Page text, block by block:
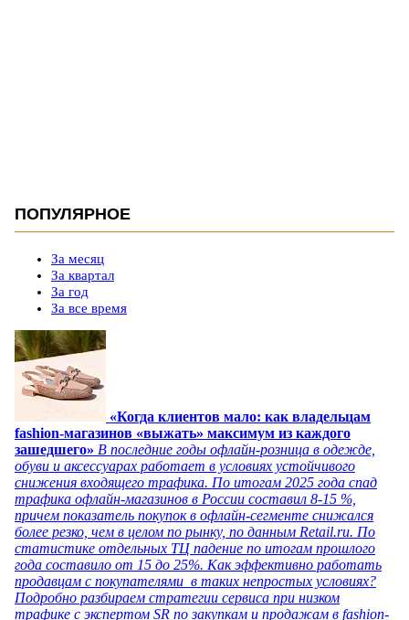
ПОПУЛЯРНОЕ
За месяц
За квартал
За год
За все время
«Когда клиентов мало: как владельцам
fashion-магазинов «выжать» максимум из каждого
зашедшего» В последние годы офлайн-розница в одежде,
обуви и аксессуарах работает в условиях устойчивого
снижения входящего трафика. По итогам 2025 года спад
трафика офлайн-магазинов в России составил 8-15 %,
причем показатель покупок в офлайн-сегменте снижался
более резко, чем в целом по рынку, по данным Retail.ru. По
статистике отдельных ТЦ падение по итогам прошлого
года составило от 15 до 25%. Как эффективно работать
продавцам с покупателями в таких непростых условиях?
Подробно разбираем стратегии сервиса при низком
трафике с экспертом SR по закупкам и продажам в fashion-